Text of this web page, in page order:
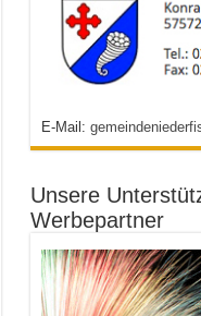
E-Mail:
Unsere
Werbepartner